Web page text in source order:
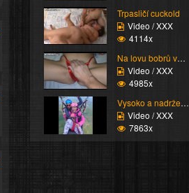
Trpasličí cuckold
Video / XXX
4114x
Na lovu bobrů vol.73
Video / XXX
4985x
Vysoko a nadržená
Video / XXX
7863x